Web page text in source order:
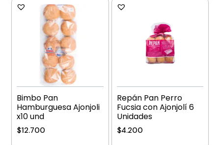
Bimbo Pan
Hamburguesa Ajonjoli
x10 und
$12.700
Repán Pan Perro
Fucsia con Ajonjolí 6
Unidades
$4.200